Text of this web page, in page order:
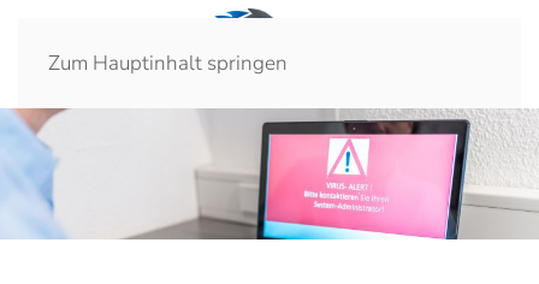
Zum Hauptinhalt springen